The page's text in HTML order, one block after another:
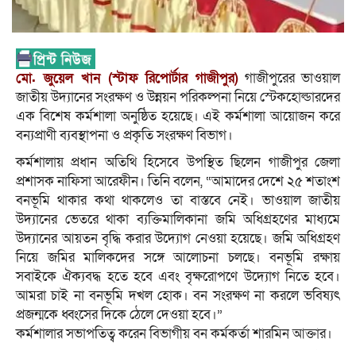
মো. জুয়েল খান (স্টাফ রিপোর্টার গাজীপুর) গাজীপুরের ভাওয়াল
জাতীয় উদ্যানের সংরক্ষণ ও উন্নয়ন পরিকল্পনা নিয়ে স্টেকহোল্ডারদের
এক বিশেষ কর্মশালা অনুষ্ঠিত হয়েছে। এই কর্মশালা আয়োজন করে
বন্যপ্রাণী ব্যবস্থাপনা ও প্রকৃতি সংরক্ষণ বিভাগ।
কর্মশালায় প্রধান অতিথি হিসেবে উপস্থিত ছিলেন গাজীপুর জেলা
প্রশাসক নাফিসা আরেফীন। তিনি বলেন, “আমাদের দেশে ২৫ শতাংশ
বনভূমি থাকার কথা থাকলেও তা বাস্তবে নেই। ভাওয়াল জাতীয়
উদ্যানের ভেতরে থাকা ব্যক্তিমালিকানা জমি অধিগ্রহণের মাধ্যমে
উদ্যানের আয়তন বৃদ্ধি করার উদ্যোগ নেওয়া হয়েছে। জমি অধিগ্রহণ
নিয়ে জমির মালিকদের সঙ্গে আলোচনা চলছে। বনভূমি রক্ষায়
সবাইকে ঐক্যবদ্ধ হতে হবে এবং বৃক্ষরোপণে উদ্যোগ নিতে হবে।
আমরা চাই না বনভূমি দখল হোক। বন সংরক্ষণ না করলে ভবিষ্যৎ
প্রজন্মকে ধ্বংসের দিকে ঠেলে দেওয়া হবে।”
কর্মশালার সভাপতিত্ব করেন বিভাগীয় বন কর্মকর্তা শারমিন আক্তার।